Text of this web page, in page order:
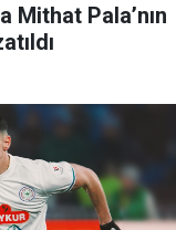
Mithat Pala’nın